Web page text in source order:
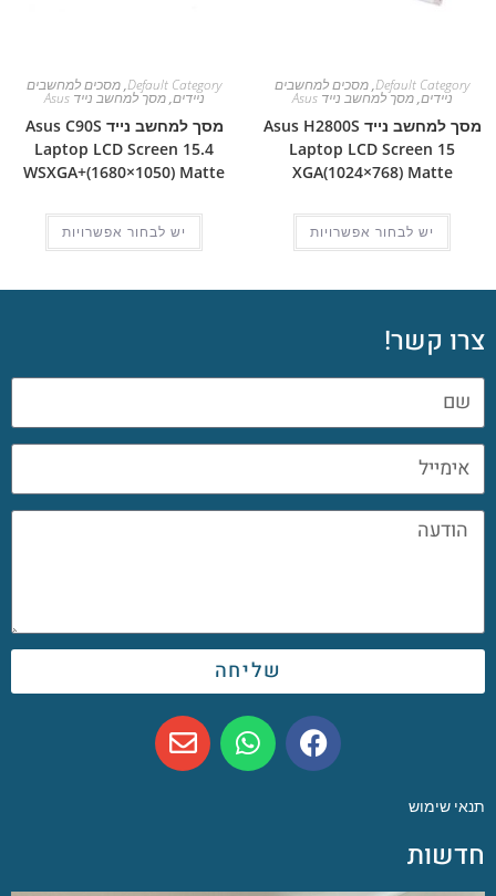
Default Category
,מסכים למחשבים
ניידים,מסך למחשב נייד Asus
מסך למחשב נייד Asus H2800S
Laptop LCD Screen 15
XGA(1024×768) Matte
יש לבחור אפשרויות
Default Category
,מסכים למחשבים
ניידים,מסך למחשב נייד Asus
מסך למחשב נייד Asus C90S
Laptop LCD Screen 15.4
WSXGA+(1680×1050) Matte
יש לבחור אפשרויות
צרו קשר!
שליחה
תנאי שימוש
חדשות